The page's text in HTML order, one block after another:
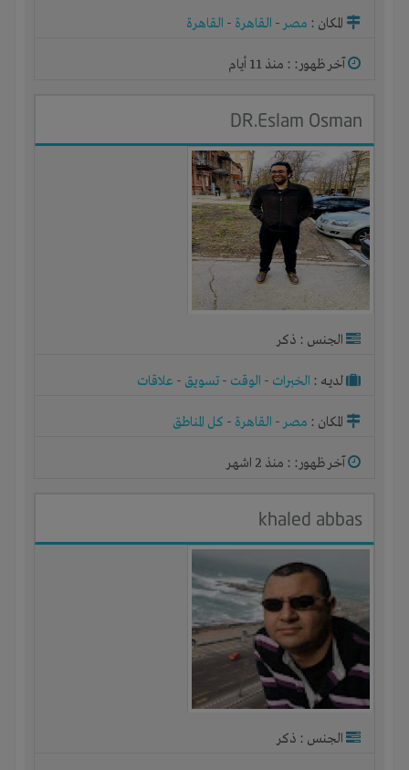
المكان : مصر- القاهرة - القاهرة
آخر ظهور: : منذ 11 أيام
DR.Eslam Osman
الجنس : ذكر
لديـه : الخبرات - الوقت - تسويق - علاقات
المكان : مصر- القاهرة - كل المناطق
آخر ظهور: : منذ 2 اشهر
khaled abbas
الجنس : ذكر